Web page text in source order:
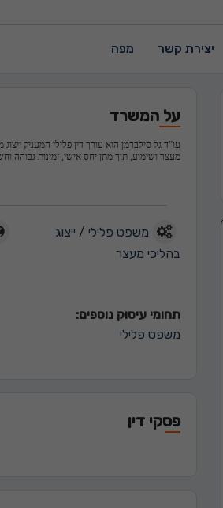
יצירת קשר מפה
על המשרד
עו”ד גל סילברמן הוא עורך דין פלילי המעניק
מעצר ושימוע, תוך מתן יחס אישי, זמינות גבוהה
משפט פלילי / ייצוג
בהליכי מעצר
תחומי עיסוק נוספים:
משפט פלילי
פסקי דין